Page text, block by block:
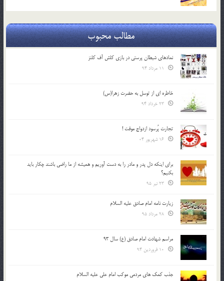
مطالب محبوب
نمادهای شیطان پرستی در بازی کلش آف کلنز
خاطره ای از توسل به حضرت زهرا(س)
تجارت پُرسود ازدواج موقت !
براي اينكه دل پدر و مادر را به دست آوريم و هميشه از ما راضي باشند چكار بايد
بكنيم؟
زیارت نامه امام صادق علیه السلام
مراسم شهادت امام صادق (ع) سال 93
جذب کمک های مردمی موکب امام علی علیه السلام